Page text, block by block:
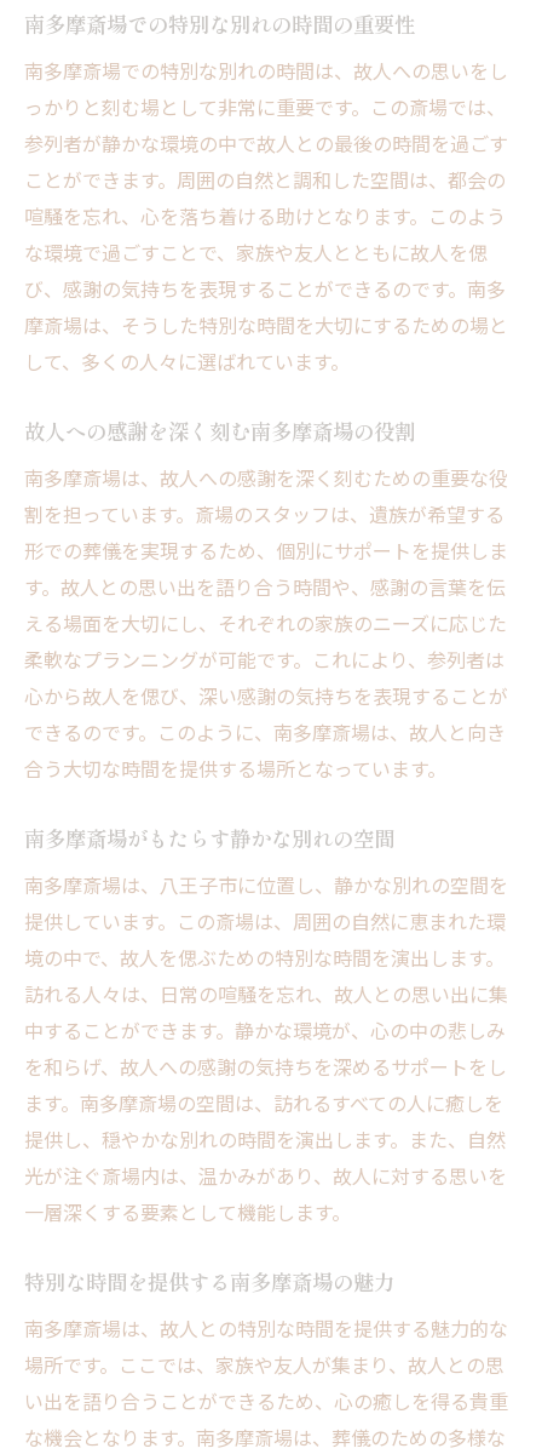
南多摩斎場での特別な別れの時間の重要性
南多摩斎場での特別な別れの時間は、故人への思いをし
っかりと刻む場として非常に重要です。この斎場では、
参列者が静かな環境の中で故人との最後の時間を過ごす
ことができます。周囲の自然と調和した空間は、都会の
喧騒を忘れ、心を落ち着ける助けとなります。このよう
な環境で過ごすことで、家族や友人とともに故人を偲
び、感謝の気持ちを表現することができるのです。南多
摩斎場は、そうした特別な時間を大切にするための場と
して、多くの人々に選ばれています。
故人への感謝を深く刻む南多摩斎場の役割
南多摩斎場は、故人への感謝を深く刻むための重要な役
割を担っています。斎場のスタッフは、遺族が希望する
形での葬儀を実現するため、個別にサポートを提供しま
す。故人との思い出を語り合う時間や、感謝の言葉を伝
える場面を大切にし、それぞれの家族のニーズに応じた
柔軟なプランニングが可能です。これにより、参列者は
心から故人を偲び、深い感謝の気持ちを表現することが
できるのです。このように、南多摩斎場は、故人と向き
合う大切な時間を提供する場所となっています。
南多摩斎場がもたらす静かな別れの空間
南多摩斎場は、八王子市に位置し、静かな別れの空間を
提供しています。この斎場は、周囲の自然に恵まれた環
境の中で、故人を偲ぶための特別な時間を演出します。
訪れる人々は、日常の喧騒を忘れ、故人との思い出に集
中することができます。静かな環境が、心の中の悲しみ
を和らげ、故人への感謝の気持ちを深めるサポートをし
ます。南多摩斎場の空間は、訪れるすべての人に癒しを
提供し、穏やかな別れの時間を演出します。また、自然
光が注ぐ斎場内は、温かみがあり、故人に対する思いを
一層深くする要素として機能します。
特別な時間を提供する南多摩斎場の魅力
南多摩斎場は、故人との特別な時間を提供する魅力的な
場所です。ここでは、家族や友人が集まり、故人との思
い出を語り合うことができるため、心の癒しを得る貴重
な機会となります。南多摩斎場は、葬儀のための多様な